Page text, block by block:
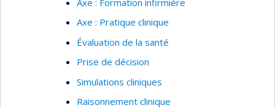
Axe : Pratique clinique
Évaluation de la santé
Prise de décision
Simulations cliniques
Raisonnement clinique